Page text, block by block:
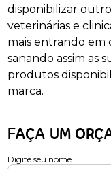
disponibilizar
veterinárias e
mais entrando em
sanando assim as
produtos
marca.
FAÇA UM
Digite seu nome